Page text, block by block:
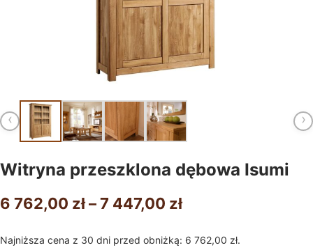
‹ ›
Witryna przeszklona dębowa Isumi
6 762,00 zł–7 447,00 złZakres
Najniższa cena z 30 dni przed obniżką: 6 762,00 zł.